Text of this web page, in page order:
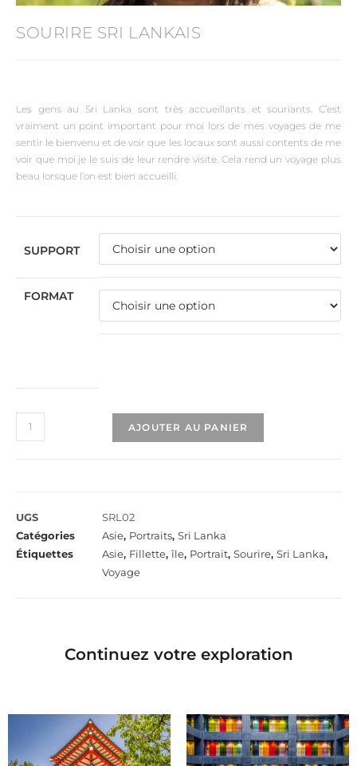
SOURIRE SRI LANKAIS
Les gens au Sri Lanka sont très accueillants et souriants. C’est
vraiment un point important pour moi lors de mes voyages de me
sentir le bienvenu et de voir que les locaux sont aussi contents de me
voir que moi je le suis de leur rendre visite. Cela rend un voyage plus
beau lorsque l’on est bien accueilli.
SUPPORT
FORMAT
AJOUTER AU PANIER
UGS
SRL02
Catégories
Asie, Portraits, Sri Lanka
Étiquettes
Asie, Fillette, île, Portrait, Sourire, Sri Lanka,
Voyage
Continuez votre exploration